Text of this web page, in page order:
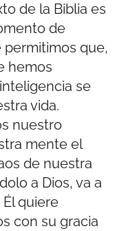
de la Biblia es
de
que,
hemos
se
vida.
nuestro
mente el
de nuestra
a Dios, va a
quiere
con su gracia